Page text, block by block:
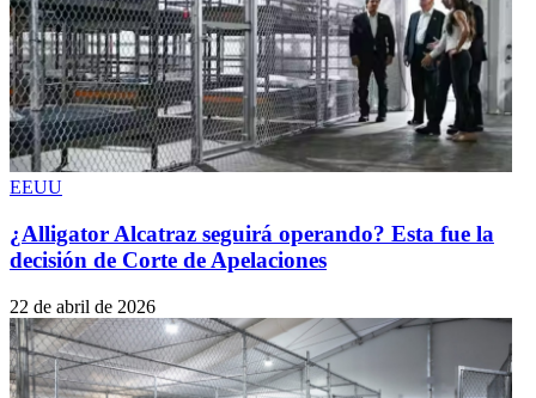
EEUU
¿Alligator Alcatraz seguirá operando? Esta fue la
decisión de Corte de Apelaciones
22 de abril de 2026